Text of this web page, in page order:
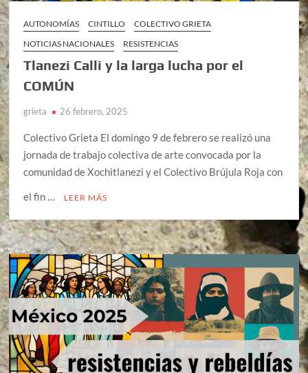
AUTONOMÍAS CINTILLO
COLECTIVO GRIETA
NOTICIAS NACIONALES
RESISTENCIAS
Tlanezi Calli y la larga lucha por el
COMÚN
grieta 26 febrero, 2025
Colectivo Grieta El domingo 9 de febrero se realizó una
jornada de trabajo colectiva de arte convocada por la
comunidad de Xochitlanezi y el Colectivo Brújula Roja con
el fin …
LEER MÁS